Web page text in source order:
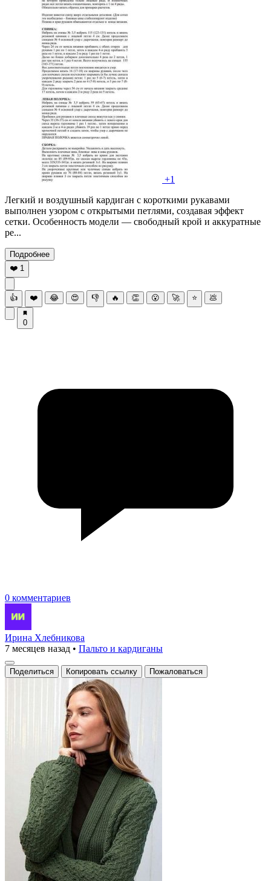
+1
Легкий и воздушный кардиган с короткими рукавами
выполнен узором с открытыми петлями, создавая эффект
сетки. Особенность модели — свободный крой и аккуратные
ре...
Подробнее
❤️ 1
👍 ❤️ 😂 😍 👎 🔥 👏 😮 🚀 ⭐ 💩
0
0 комментариев
Ирина Хлебникова
7 месяцев назад • Пальто и кардиганы
Поделиться Копировать ссылку Пожаловаться